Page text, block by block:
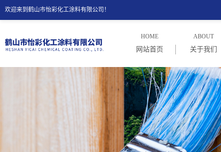
欢迎来到鹤山市怡彩化工涂料有限公司！
HOME
网站首页
ABOUT
关于我们
公司介绍
公司理念